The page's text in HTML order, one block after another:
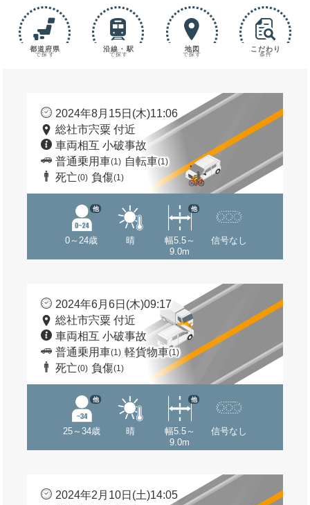
都道府県
で探す
沿線・駅
で探す
地図
で探す
こだわり
条件
2024年8月15日(木)11:06
総社市宍粟 付近
車両相互 小破事故
普通乗用車(1) 自転車(1)
死亡(0) 負傷(1)
0～24歳
他
晴
幅5.5～
9.0m
他
信号なし
2024年6月6日(木)09:17
総社市宍粟 付近
車両相互 小破事故
普通乗用車(1) 軽貨物車(1)
死亡(0) 負傷(1)
25～34歳
他
晴
幅5.5～
9.0m
他
信号なし
2024年2月10日(土)14:05